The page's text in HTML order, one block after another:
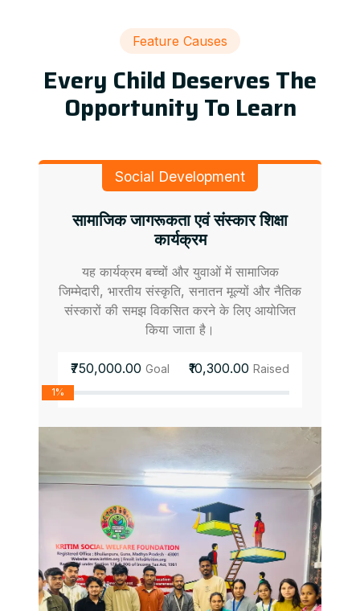
Feature Causes
Every Child Deserves The
Opportunity To Learn
Social Development
सामाजिक जागरूकता एवं संस्कार शिक्षा
कार्यक्रम
यह कार्यक्रम बच्चों और युवाओं में सामाजिक
जिम्मेदारी, भारतीय संस्कृति, सनातन मूल्यों और नैतिक
संस्कारों की समझ विकसित करने के लिए आयोजित
किया जाता है।
₹750,000.00 Goal ₹10,300.00 Raised
1%